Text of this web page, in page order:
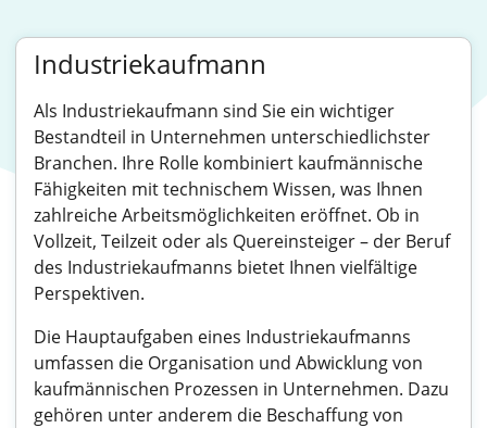
Industriekaufmann
Als Industriekaufmann sind Sie ein wichtiger
Bestandteil in Unternehmen unterschiedlichster
Branchen. Ihre Rolle kombiniert kaufmännische
Fähigkeiten mit technischem Wissen, was Ihnen
zahlreiche Arbeitsmöglichkeiten eröffnet. Ob in
Vollzeit, Teilzeit oder als Quereinsteiger – der Beruf
des Industriekaufmanns bietet Ihnen vielfältige
Perspektiven.
Die Hauptaufgaben eines Industriekaufmanns
umfassen die Organisation und Abwicklung von
kaufmännischen Prozessen in Unternehmen. Dazu
gehören unter anderem die Beschaffung von